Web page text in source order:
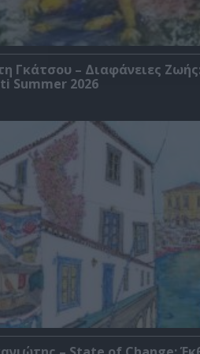
Γκάτσου – Διαφάνειες Ζωής:
Summer 2026